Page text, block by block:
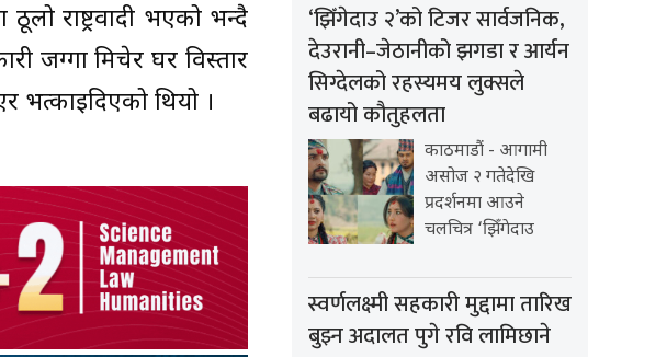
राष्ट्रवादी भएको भन्दै
जग्गा मिचेर घर विस्तार
भत्काइदिएको थियो ।
‘झिँगेदाउ २’को टिजर सार्वजनिक,
देउरानी–जेठानीको झगडा र आर्यन
सिग्देलको रहस्यमय लुक्सले
बढायो कौतुहलता
काठमाडौं - आगामी
असोज २ गतेदेखि
प्रदर्शनमा आउने
चलचित्र ‘झिँगेदाउ
स्वर्णलक्ष्मी सहकारी मुद्दामा तारिख
बुझ्न अदालत पुगे रवि लामिछाने